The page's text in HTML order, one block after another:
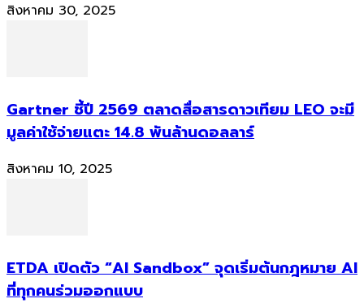
สิงหาคม 30, 2025
Gartner ชี้ปี 2569 ตลาดสื่อสารดาวเทียม LEO จะมี
มูลค่าใช้จ่ายแตะ 14.8 พันล้านดอลลาร์
สิงหาคม 10, 2025
ETDA เปิดตัว “AI Sandbox” จุดเริ่มต้นกฎหมาย AI
ที่ทุกคนร่วมออกแบบ